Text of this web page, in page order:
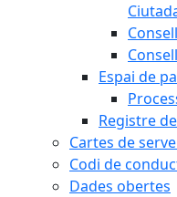
Espai de
Registre
Cartes de
Codi de
Dades obertes